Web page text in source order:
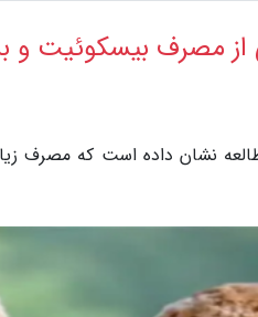
مصرف بیسکوئیت و
نشان داده است که مصرف